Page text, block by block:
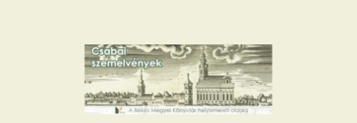
Csabai szemelvények